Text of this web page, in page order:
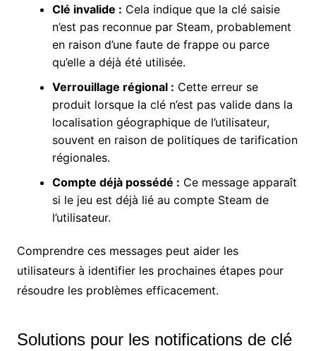
Clé invalide : Cela indique que la clé saisie
n’est pas reconnue par Steam, probablement
en raison d’une faute de frappe ou parce
qu’elle a déjà été utilisée.
Verrouillage régional : Cette erreur se
produit lorsque la clé n’est pas valide dans la
localisation géographique de l’utilisateur,
souvent en raison de politiques de tarification
régionales.
Compte déjà possédé : Ce message apparaît
si le jeu est déjà lié au compte Steam de
l’utilisateur.
Comprendre ces messages peut aider les
utilisateurs à identifier les prochaines étapes pour
résoudre les problèmes efficacement.
Solutions pour les notifications de clé